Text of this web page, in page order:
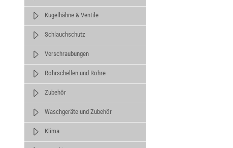
Kugelhähne & Ventile
Schlauchschutz
Verschraubungen
Rohrschellen und Rohre
Zubehör
Waschgeräte und Zubehör
Klima